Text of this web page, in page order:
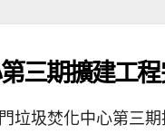
三期擴建工
垃圾焚化中心第三